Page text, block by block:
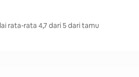
rata-rata 4,7 dari 5 dari tamu